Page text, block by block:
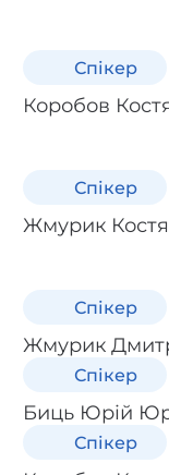
Спікер
Коробов
Спікер
Жмурик
Спікер
Жмурик
Спікер
Биць Юрій
Спікер